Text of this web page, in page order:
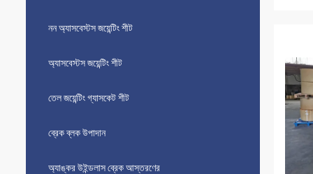
নন অ্যাসবেস্টস জয়েন্টিং শীট
অ্যাসবেস্টস জয়েন্টিং শীট
তেল জয়েন্টিং গ্যাসকেট শীট
ব্রেক ব্লক উপাদান
অ্যাঙ্কর উইন্ডলাস ব্রেক আস্তরণের